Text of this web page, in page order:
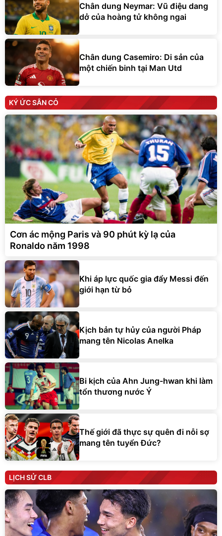
Chân dung Neymar: Vũ điệu dang
dở của hoàng tử không ngai
Chân dung Casemiro: Di sản của
một chiến binh tại Man Utd
KÝ ỨC SÂN CỎ
Cơn ác mộng Paris và 90 phút kỳ lạ của
Ronaldo năm 1998
Khi áp lực quốc gia đẩy Messi đến
giới hạn từ bỏ
Kịch bản tự hủy của người Pháp
mang tên Nicolas Anelka
Bi kịch của Ahn Jung-hwan khi làm
tổn thương nước Ý
Thế giới đã thực sự quên đi nỗi sợ
mang tên tuyển Đức?
LỊCH SỬ CLB